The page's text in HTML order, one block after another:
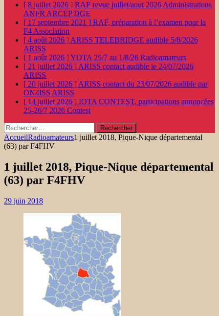
[ 8 juillet 2026 ] RAF revue juillet/aout 2026 Administrations
ANFR ARCEP DGE
[ 17 septembre 2021 ] RAF, préparation à l’examen pour la
F4 Association
[ 4 août 2026 ] ARISS TELEBRIDGE audible 5/8/2026
ARISS
[ 1 août 2026 ]YOTA 25/7 au 1/8/26 Radioamateurs
[ 21 juillet 2026 ] ARISS contact audible le 24/07/2026
ARISS
[ 20 juillet 2026 ] ARISS contact du 23/07/2026 audible par
ON4ISS ARISS
[ 14 juillet 2026 ] IOTA CONTEST, participations annoncées
25-26/7 2026 Contest
Rechercher :
AccueilRadioamateurs1 juillet 2018, Pique-Nique départemental
(63) par F4FHV
1 juillet 2018, Pique-Nique départemental
(63) par F4FHV
29 juin 2018